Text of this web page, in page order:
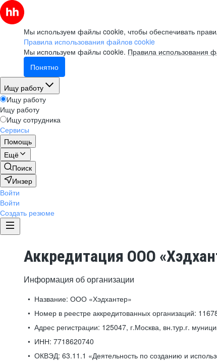
Мы используем файлы cookie, чтобы обеспечивать
Правила использования файлов cookie
Мы используем файлы cookie. Правила использования
Понятно
Ищу работу
Ищу работу
Ищу работу
Ищу сотрудника
Сервисы
Помощь
Ещё
Поиск
Инзер
Войти
Войти
Создать резюме
Аккредитация ООО
Информация об организации
Название: ООО «Хэдхантер»
Номер в реестре аккредитованных организаций:
Адрес регистрации: 125047, г.Москва, вн.тур.г.
ИНН: 7718620740
ОКВЭД: 63.11.1 «Деятельность по созданию и